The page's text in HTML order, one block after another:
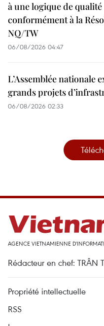
à une logique de qualité
conformément à la
NQ/TW
06/08/2026 04:47
L’Assemblée nationale
grands projets
06/08/2026 02:33
AGENCE VIETNAMIENNE
Rédacteur en chef: TRÂN
Propriété intellectuelle
RSS